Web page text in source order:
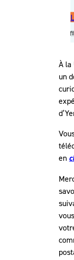
À la
un
en